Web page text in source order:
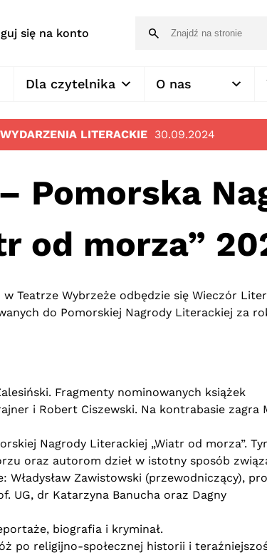
się na konto
Dla czytelnika O nas
WYDARZENIA LITERACKIE 30.09.2024
Pomorska
od morza”
w Teatrze Wybrzeże odbędzie się Wieczór
do Pomorskiej Nagrody Literackiej za
Fragmenty nominowanych książek
i Robert Ciszewski. Na kontrabasie zagra
Nagrody Literackiej „Wiatr od morza”.
oraz autorom dzieł w istotny sposób
Zawistowski (przewodniczący),
UG, dr Katarzyna Banucha oraz Dagny
biografia i kryminał.
po religijno-społecznej historii i